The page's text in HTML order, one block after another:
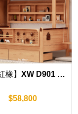
【北歐紅橡】XW D901 兒童床組
$58,800